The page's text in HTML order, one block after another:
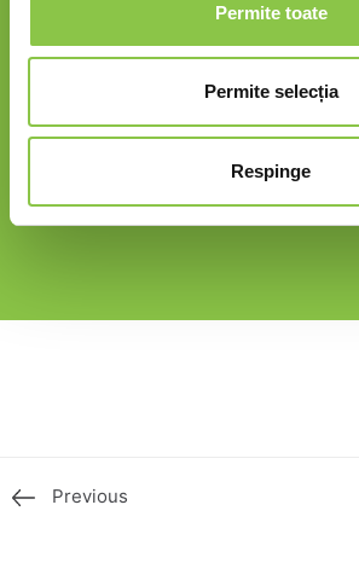
Permite toate
Permite selecția
Respinge
Previous